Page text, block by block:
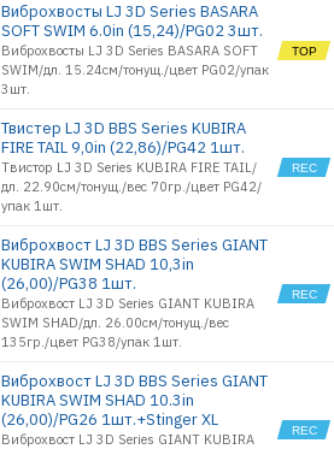
Виброхвосты LJ 3D Series BASARA
SOFT SWIM 6.0in (15,24)/PG02 3шт.
Виброхвосты LJ 3D Series BASARA SOFT
SWIM/дл. 15.24см/тонущ./цвет PG02/упак
3шт.
Твистер LJ 3D BBS Series KUBIRA
FIRE TAIL 9,0in (22,86)/PG42 1шт.
Твистор LJ 3D Series KUBIRA FIRE TAIL/
дл. 22.90см/тонущ./вес 70гр./цвет PG42/
упак 1шт.
Виброхвост LJ 3D BBS Series GIANT
KUBIRA SWIM SHAD 10,3in
(26,00)/PG38 1шт.
Виброхвост LJ 3D Series GIANT KUBIRA
SWIM SHAD/дл. 26.00см/тонущ./вес
135гр./цвет PG38/упак 1шт.
Виброхвост LJ 3D BBS Series GIANT
KUBIRA SWIM SHAD 10.3in
(26,00)/PG26 1шт.+Stinger XL
Виброхвост LJ 3D Series GIANT KUBIRA